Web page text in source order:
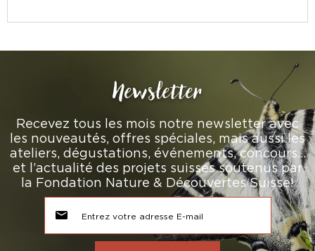
Newsletter
Recevez tous les mois notre newsletter avec
les nouveautés, offres spéciales, mais aussi les
ateliers, dégustations, événements, concours…
et l’actualité des projets suisses soutenus par
la Fondation Nature & Découvertes Suisse!